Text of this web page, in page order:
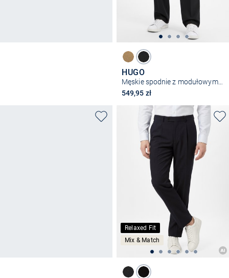
HUGO
Męskie spodnie z modułowym krojem – Flips251X
549,95 zł
Relaxed Fit
Mix & Match